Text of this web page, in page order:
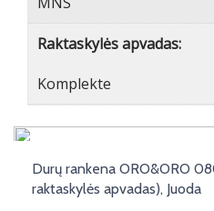
Raktaskylės apvadas:
Komplekte
Durų rankena ORO&ORO
raktaskylės apvadas), Juoda